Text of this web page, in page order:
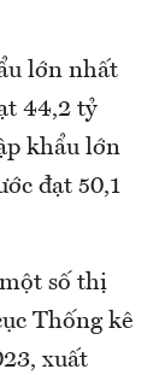
lớn nhất
44,2 tỷ
khẩu lớn
đạt 50,1
số thị
Thống kê
xuất